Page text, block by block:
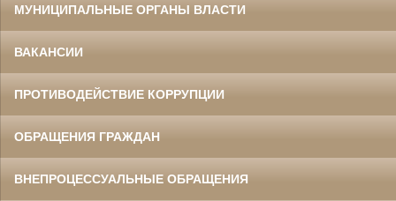
МУНИЦИПАЛЬНЫЕ ОРГАНЫ ВЛАСТИ
ВАКАНСИИ
ПРОТИВОДЕЙСТВИЕ КОРРУПЦИИ
ОБРАЩЕНИЯ ГРАЖДАН
ВНЕПРОЦЕССУАЛЬНЫЕ ОБРАЩЕНИЯ